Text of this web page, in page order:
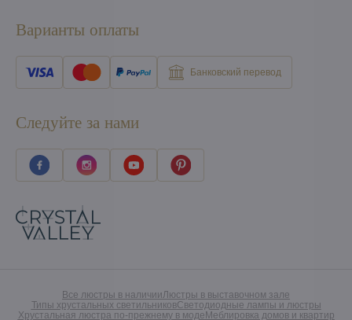
Варианты оплаты
Банковский перевод
Следуйте за нами
Все люстры в наличииЛюстры в выставочном зале
Типы хрустальных светильниковСветодиодные лампы и люстры
Хрустальная люстра по-прежнему в модеМеблировка домов и квартир